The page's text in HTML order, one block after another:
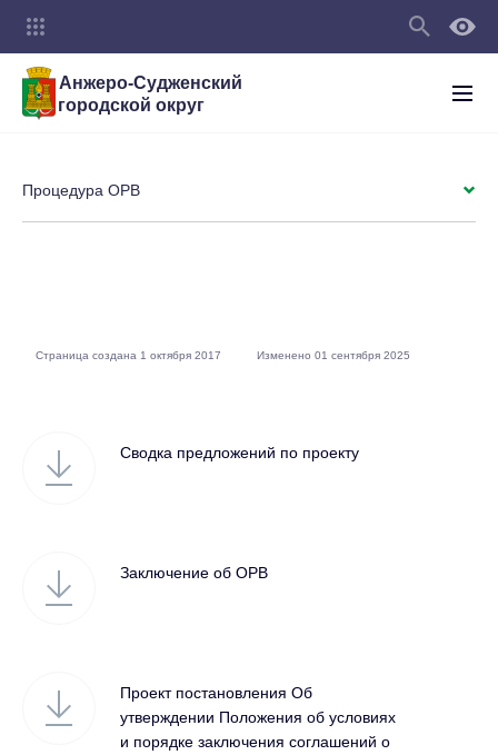
Анжеро-Судженский
городской округ
Сводка предложений по проекту
Заключение об ОРВ
Проект постановления Об
утверждении Положения об условиях
и порядке заключения соглашений о
Процедура ОРВ
Страница создана 1 октября 2017 Изменено 01 сентября 2025